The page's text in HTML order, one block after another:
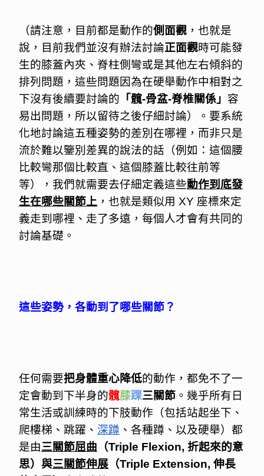
（請注意，目前都是動作的側面觀 ，也就是
說，目前我們並沒有辦法討論正面觀時可能發
生的膝蓋內夾、脊柱側彎或是其他左右傾斜的
排列問題，這些問題因為在硬舉動作中相對之
下沒有後續要討論的 「髖-骨盆-脊椎關係」 容
易出問題，所以留待之後仔細討論）。要系統
化地討論這五種姿勢的差別在哪裡，而非只是
流於難以鑒別差異的說法的話（例如：這個腰
比較彎那個比較直、這個膝蓋比較往前等
等），我們就需要去仔細定義這些動作到底發
生在哪些關節上 ，也就是類似用 XY 座標來定
義走到哪裡、走了多遠，每個人才會有共同的
討論基礎。
這些姿勢，各動到了哪些關節？
任何需要把身體重心降低的動作，都免不了一
定會動到下半身的髖膝踝三關節 。幾乎所有日
常生活或訓練時的下肢動作（包括站起坐下、
爬樓梯、跳躍、 深蹲 、各種蹲、以及硬舉）都
是由三關節屈曲 （Triple Flexion, 折起來的意
思）與三關節伸展 （Triple Extension, 伸長